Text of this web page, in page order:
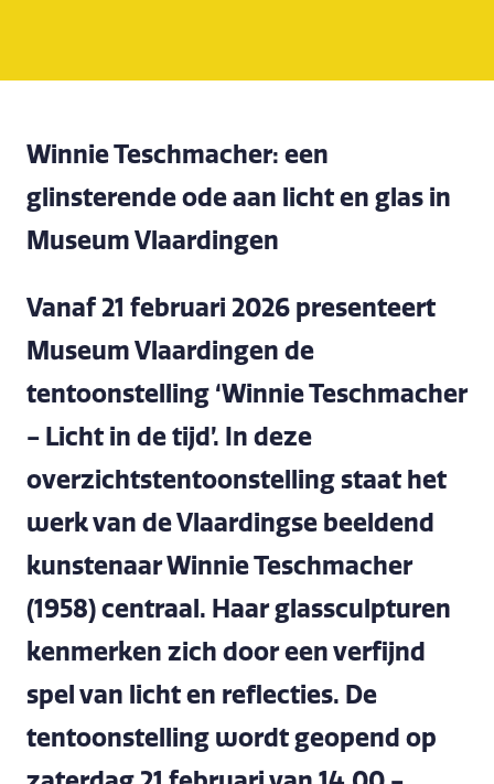
Winnie Teschmacher: een
glinsterende ode aan licht en glas in
Museum Vlaardingen
Vanaf 21 februari 2026 presenteert
Museum Vlaardingen de
tentoonstelling ‘Winnie Teschmacher
- Licht in de tijd’. In deze
overzichtstentoonstelling staat het
werk van de Vlaardingse beeldend
kunstenaar Winnie Teschmacher
(1958) centraal. Haar glassculpturen
kenmerken zich door een verfijnd
spel van licht en reflecties. De
tentoonstelling wordt geopend op